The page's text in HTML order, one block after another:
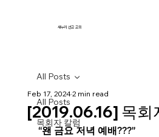
새누리 선교 교회
All Posts
목회자 칼럼
All Posts
[2019.06.16] 목회
Feb 17, 20242 min read
“왠 금요 저녁 예배???”